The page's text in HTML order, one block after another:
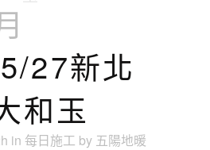
27新北
和玉
in 每日施工 by 五陽地暖